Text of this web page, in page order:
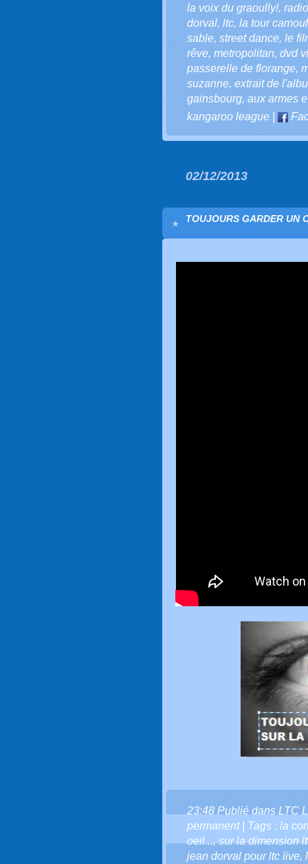
la voix du graoully!,
dorval, ltc, la tour
sable, street dance, le
rêve, metropolitan, dvd
passerelle de florange,
suzanne, extrait de
gainsbourg, aux armes
kangaroo league
02/12/2013
TOUJOURS GARDER UN
23:48 Publié dans LTC
permanent| Tags : la
oeil...,sur la dimension
jean dorval pour ltc live,